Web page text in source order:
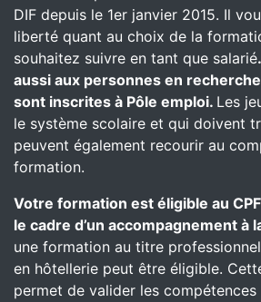
DIF depuis le 1er janvier 2015. Il
liberté quant au choix de la
souhaitez suivre en tant que salarié
aussi aux personnes en
sont inscrites à Pôle emploi. Les
le système scolaire et qui doivent
peuvent également recourir au
formation.
Votre formation est éligible au
le cadre d’un accompagnement à
une formation au titre
en hôtellerie peut être éligible.
permet de valider les